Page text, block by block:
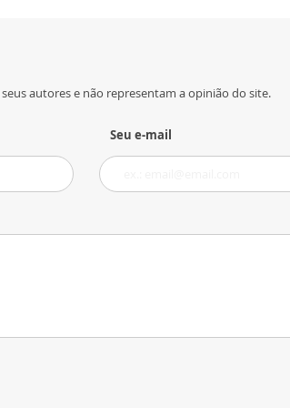
autores e não representam a opinião do site.
Seu e-mail